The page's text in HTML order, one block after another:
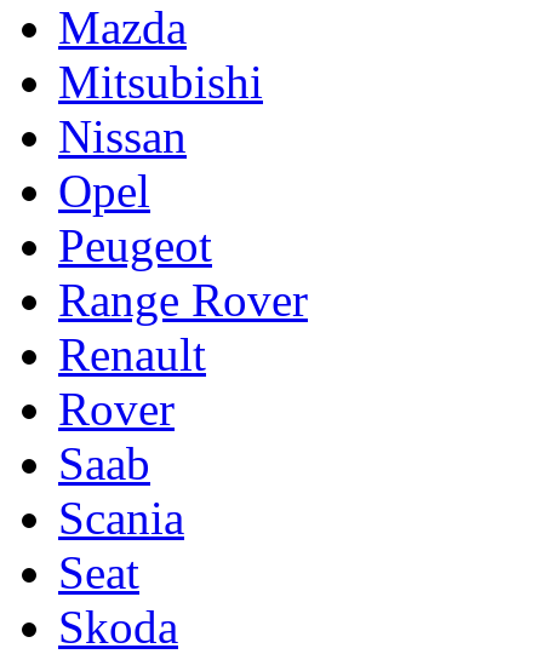
Mazda
Mitsubishi
Nissan
Opel
Peugeot
Range Rover
Renault
Rover
Saab
Scania
Seat
Skoda